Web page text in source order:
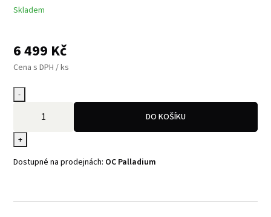
Skladem
6 499 Kč
Cena s DPH / ks
-
+
DO KOŠÍKU
Dostupné na prodejnách: OC Palladium